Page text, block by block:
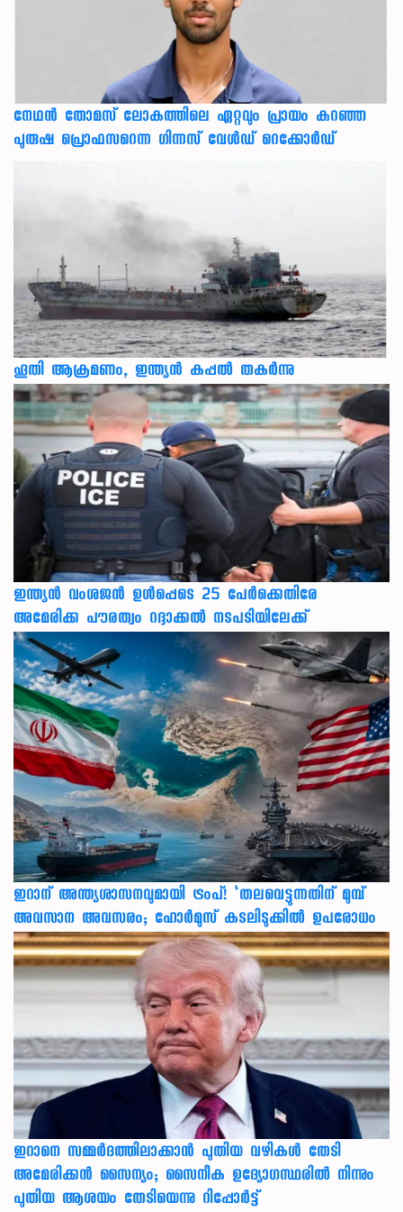
നേഥന്‍ തോമസ് ലോകത്തിലെ ഏറ്റവും പ്രായം കുറഞ്ഞ
പുരുഷ പ്രൊഫസറെന്ന ഗിന്നസ് വേള്‍ഡ് റെക്കോര്‍ഡ്
ഹൂതി ആക്രമണം, ഇന്ത്യൻ കപ്പൽ തകർന്നു
ഇന്ത്യന്‍ വംശജന്‍ ഉള്‍പ്പെടെ 25 പേര്‍ക്കെതിരേ
അമേരിക്ക പൗരത്വം റദ്ദാക്കല്‍ നടപടിയിലേക്ക്
ഇറാന് അന്ത്യശാസനവുമായി ട്രംപ്! ‘തലവെട്ടുന്നതിന് മുമ്പ്
അവസാന അവസരം; ഹോർമുസ് കടലിടുക്കിൽ ഉപരോധം
ഇറാനെ സമ്മര്‍ദത്തിലാക്കാന്‍ പുതിയ വഴികള്‍ തേടി
അമേരിക്കന്‍ സൈന്യം; സൈനീക ഉദ്യോഗസ്ഥരില്‍ നിന്നും
പുതിയ ആശയം തേടിയെന്നു റിപ്പോര്‍ട്ട്